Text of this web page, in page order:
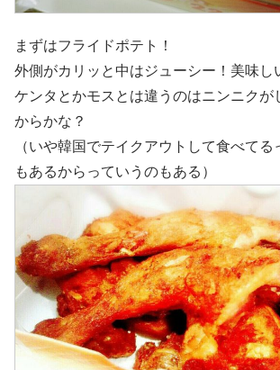
まずはフライドポテト！
外側がカリッと中はジューシー！美味し
ケンタとかモスとは違うのはニンニクが
からかな？
（いや韓国でテイクアウトして食べてる
もあるからっていうのもある）